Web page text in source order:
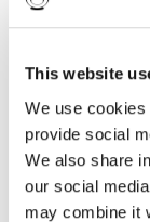
This website
We use
provide social
We also share
our social
may combine it
Cognome